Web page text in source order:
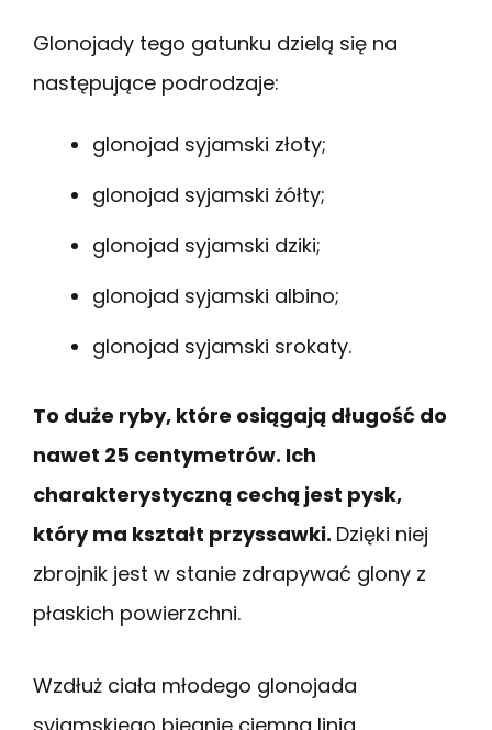
Glonojady tego gatunku dzielą się na
następujące podrodzaje:
glonojad syjamski złoty;
glonojad syjamski żółty;
glonojad syjamski dziki;
glonojad syjamski albino;
glonojad syjamski srokaty.
To duże ryby, które osiągają długość do
nawet 25 centymetrów. Ich
charakterystyczną cechą jest pysk,
który ma kształt przyssawki. Dzięki niej
zbrojnik jest w stanie zdrapywać glony z
płaskich powierzchni.
Wzdłuż ciała młodego glonojada